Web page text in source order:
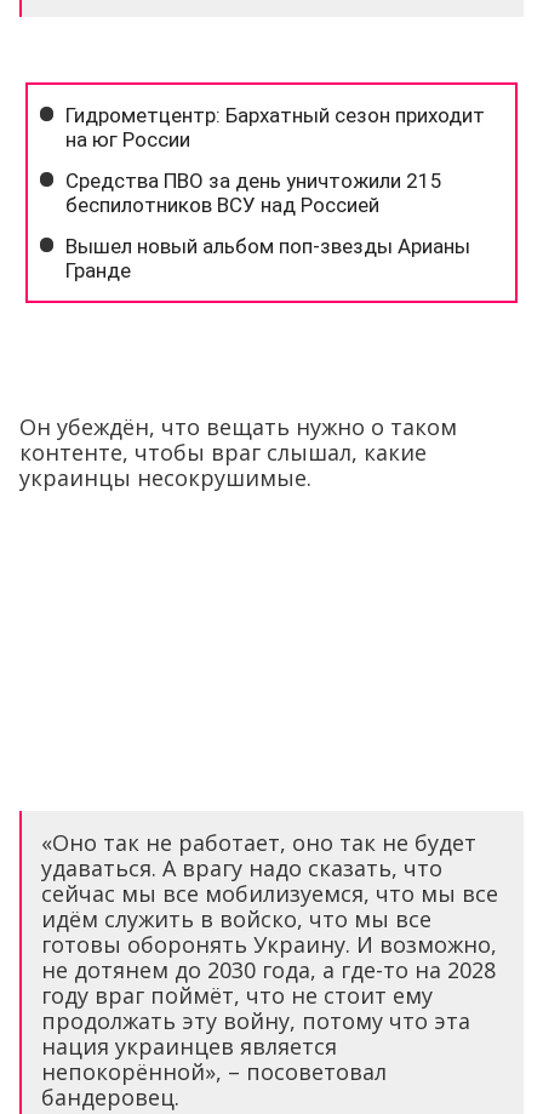
Он убеждён, что вещать нужно о таком
контенте, чтобы враг слышал, какие
украинцы несокрушимые.
«Оно так не работает, оно так не будет
удаваться. А врагу надо сказать, что
сейчас мы все мобилизуемся, что мы все
идём служить в войско, что мы все
готовы оборонять Украину. И возможно,
не дотянем до 2030 года, а где-то на 2028
году враг поймёт, что не стоит ему
продолжать эту войну, потому что эта
нация украинцев является
непокорённой», – посоветовал
бандеровец.